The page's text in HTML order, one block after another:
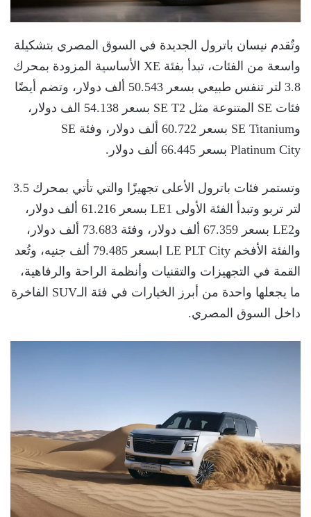
وتٌقدم نيسان باترول الجديدة في السوق المصري بتشكيلة
واسعة من الفئات، تبدأ بفئة XE الأساسية المزودة بمحرك
3.8 لتر تنفس طبيعي بسعر 50.543 ألف دولار، وتضم أيضًا
فئات SE المتنوعة مثل SE T2 بسعر 54.138 الف دولار،
وSE Titanium بسعر 60.722 ألف دولار، وفئة SE
Platinum City بسعر 66.445 ألف دولار.
وتستمر فئات باترول الأعلى تجهيزًا والتي تأتي بمحرك 3.5
لتر تربو وتبدأ الفئة الأولى LE1 بسعر 61.216 ألف دولار،
وLE2 بسعر 67.359 ألف دولار، وفئة 73.683 ألف دولار،
والفئة الأفخم LE PLT City ابسعر 79.485 ألف جنيه، وتُعد
القمة في التجهيزات والتقنيات وأنظمة الراحة والرفاهية،
ما يجعلها واحدة من أبرز الخيارات في فئة الـSUV الفاخرة
داخل السوق المصري.